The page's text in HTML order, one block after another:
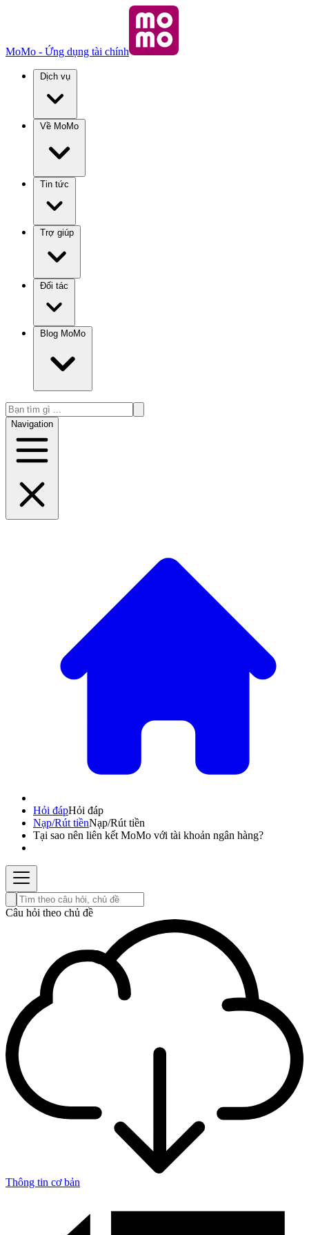
MoMo - Ứng dụng tài chính
Dịch vụ
Về MoMo
Tin tức
Trợ giúp
Đối tác
Blog MoMo
Navigation
Hỏi đápHỏi đáp
Nạp/Rút tiềnNạp/Rút tiền
Tại sao nên liên kết MoMo với tài khoản ngân hàng?
Câu hỏi theo chủ đề
Thông tin cơ bản